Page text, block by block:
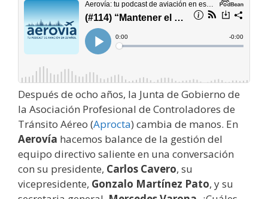
Después de ocho años, la Junta de Gobierno de
la Asociación Profesional de Controladores de
Tránsito Aéreo (Aprocta) cambia de manos. En
Aerovía hacemos balance de la gestión del
equipo directivo saliente en una conversación
con su presidente, Carlos Cavero, su
vicepresidente, Gonzalo Martínez Pato, y su